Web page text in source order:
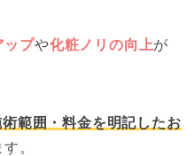
ップや化粧ノリの向上が
術範囲・料金を明記したお
。